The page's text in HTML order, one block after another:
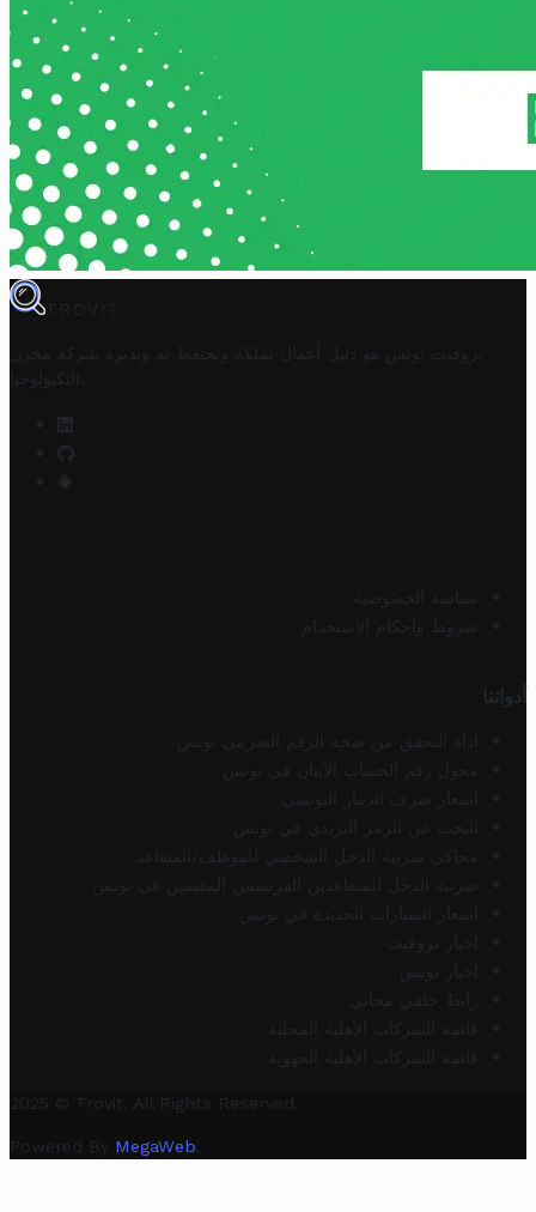
TROVIT
تروفيت تونس هو دليل أعمال تملكه وتحتفظ به وتديره
شركة مخزن
التكنولوجيا
سياسة الخصوصية
شروط وأحكام الاستخدام
أدواتنا
أداة التحقق من صحة الرقم الضريبي تونس
محول رقم الحساب الآيبان في تونس
أسعار صرف الدينار التونسي
البحث عن الرمز البريدي في تونس
محاكي ضريبة الدخل الشخصي للموظف/المتقاعد
ضريبة الدخل للمتقاعدين الفرنسيين المقيمين في تونس
أسعار السيارات الجديدة في تونس
أخبار تروفيت
أخبار تونس
رابط خلفي مجاني
قائمة الشركات الأهلية المحلية
قائمة الشركات الأهلية الجهوية
2025 © Trovit. All Rights Reserved.
Powered By MegaWeb